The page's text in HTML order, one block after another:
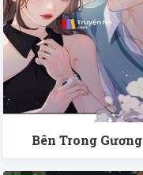
Bên Trong Gương